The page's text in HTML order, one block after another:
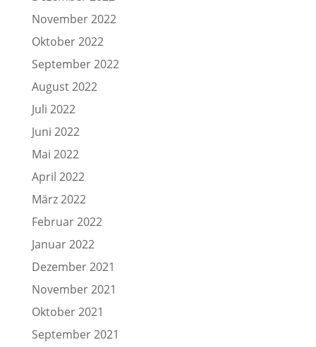
November 2022
Oktober 2022
September 2022
August 2022
Juli 2022
Juni 2022
Mai 2022
April 2022
März 2022
Februar 2022
Januar 2022
Dezember 2021
November 2021
Oktober 2021
September 2021